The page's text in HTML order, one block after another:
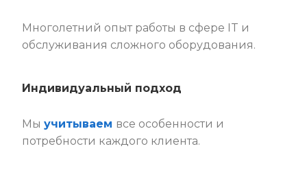
Многолетний опыт работы в сфере IT и
обслуживания сложного оборудования.
Индивидуальный подход
Мы учитываем все особенности и
потребности каждого клиента.